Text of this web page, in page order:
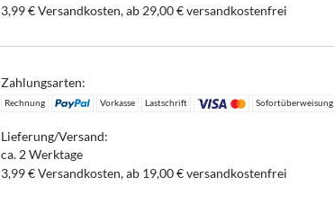
3,99 € Versandkosten, ab 29,00 € versandkostenfrei
Zahlungsarten:
Rechnung Vorkasse Lastschrift Sofortüberweisung
Lieferung/Versand:
ca. 2 Werktage
3,99 € Versandkosten, ab 19,00 € versandkostenfrei